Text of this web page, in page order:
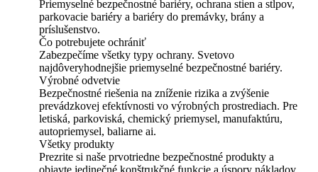
Priemyselné bezpečnostné bariéry, ochrana stien a stĺpov,
parkovacie bariéry a bariéry do premávky, brány a
príslušenstvo.
Čo potrebujete ochrániť
Zabezpečíme všetky typy ochrany. Svetovo
najdôveryhodnejšie priemyselné bezpečnostné bariéry.
Výrobné odvetvie
Bezpečnostné riešenia na zníženie rizika a zvýšenie
prevádzkovej efektívnosti vo výrobných prostrediach. Pre
letiská, parkoviská, chemický priemysel, manufaktúru,
autopriemysel, baliarne ai.
Všetky produkty
Prezrite si naše prvotriedne bezpečnostné produkty a
objavte jedinečné konštrukčné funkcie a úspory nákladov.